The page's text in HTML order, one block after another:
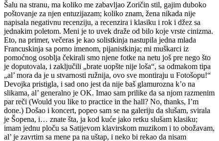
Šalu na stranu, ma koliko me zabavljao Zoričin stil, gajim duboko
poštovanje za njen entuzijazam; koliko znam, žena nikada nije
napisala negativnu recenziju, a recenzira i klasiku i rok i džez sa
jednakim poletom. Meni je to uvek draže od bilo koje vrste cinizma.
Eto, na primer, večeras je kao solistkinja nastupila jedna mlada
Francuskinja sa porno imenom, pijanistkinja; mi muškarci iz
pomoćnog osoblja čekirali smo njene fotke na netu još pre nego što
je doputovala, i zaključili „brate uopšte nije loša“, sa odmakom tipa
„al’ mora da je u stvarnosti ružnija, ovo sve montiraju u Fotošopu!“
Devojka pristigla, i sad ono jest da nije baš glamurozna k’o na
slikama, al’ generalno je OK. Imao sam prilike da sa njom razmenim
par reči (Would you like to practice in the hall? No, thanks, I’m
done.) Došao i koncert, popeo sam se na galeriju da slušam, svirala
je Šopena, i… znate šta, ja kod kuće jako retku slušam klasiku;
imam jednu ploču sa Satijevom klavirskom muzikom i to obožavam,
al’ je zavrtim sa mene pa na uštap, i neko bi rekao da nisam